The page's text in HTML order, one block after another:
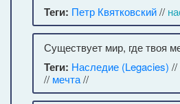
Теги: Петр Квятковский//
Существует мир, где твоя
Теги: Наследие (Legacies) //
// мечта//